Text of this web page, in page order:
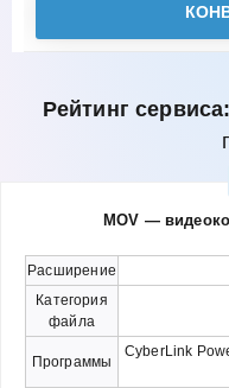
Рейтинг сервиса:
MOV —
Расширение
Категория
файла
Программы
CyberLink